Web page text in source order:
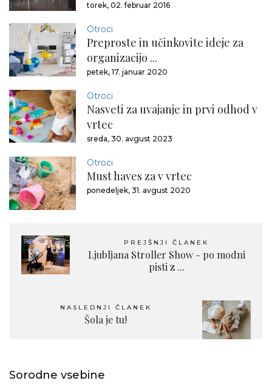
torek, 02. februar 2016
Otroci
Preproste in učinkovite ideje za
organizacijo ...
petek, 17. januar 2020
Otroci
Nasveti za uvajanje in prvi odhod v
vrtec
sreda, 30. avgust 2023
Otroci
Must haves za v vrtec
ponedeljek, 31. avgust 2020
PREJŠNJI ČLANEK
Ljubljana Stroller Show - po modni
pisti z ...
NASLEDNJI ČLANEK
Šola je tu!
Sorodne vsebine